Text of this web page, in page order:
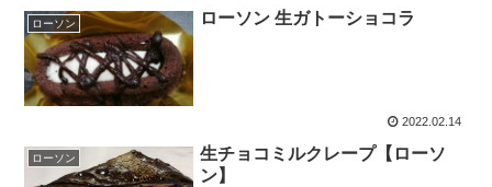
ローソン ローソン 生ガトーショコラ
2022.02.14
ローソン
生チョコミルクレープ【ローソ
ン】